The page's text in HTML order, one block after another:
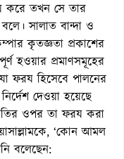
করে তখন সে তার
সালাত বান্দা ও
কৃতজ্ঞতা প্রকাশের
হওয়ার প্রমাণসমূহের
ফরয হিসেবে পালনের
দেওয়া হয়েছে
ওপর তা ফরয করা
‘কোন আমল
বলেছেন: